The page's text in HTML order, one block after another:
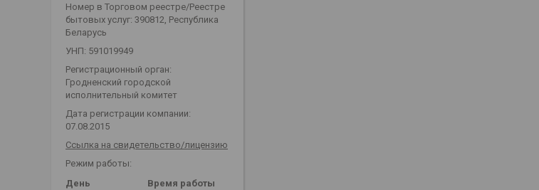
Номер в Торговом реестре/Реестре
бытовых услуг: 390812, Республика
Беларусь
УНП: 591019949
Регистрационный орган:
Гродненский городской
исполнительный комитет
Дата регистрации компании:
07.08.2015
Ссылка на свидетельство/лицензию
Режим работы:
День
Время работы